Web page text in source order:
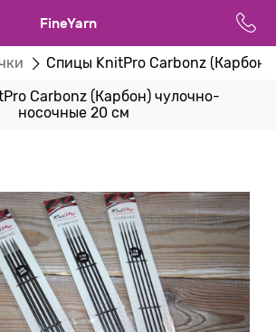
FineYarn
Спицы KnitPro Carbonz
Carbonz (Карбон) чулочно-
носочные 20 см